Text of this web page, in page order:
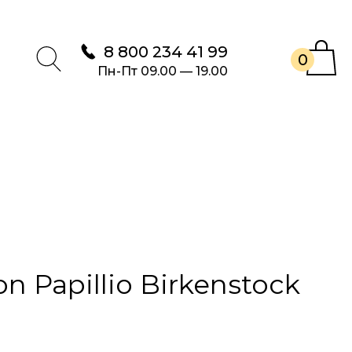
8 800 234 41 99
Пн-Пт 09.00 — 19.00
0
Papillio Birkenstock